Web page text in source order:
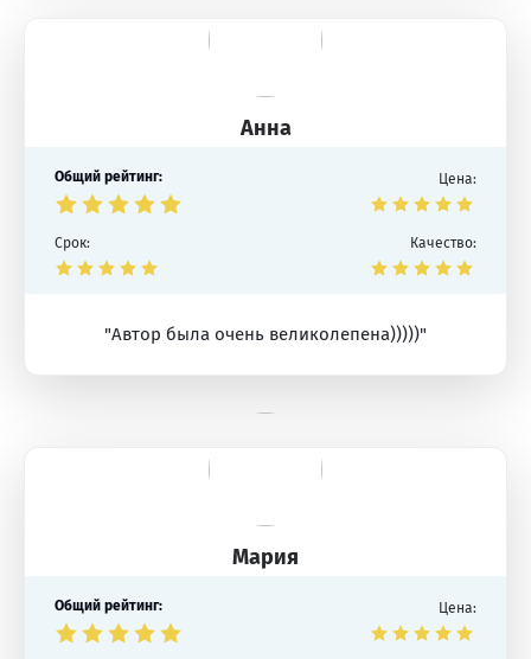
Анна
Общий рейтинг: Цена:
Срок: Качество:
"Автор была очень великолепена)))))"
Мария
Общий рейтинг: Цена: